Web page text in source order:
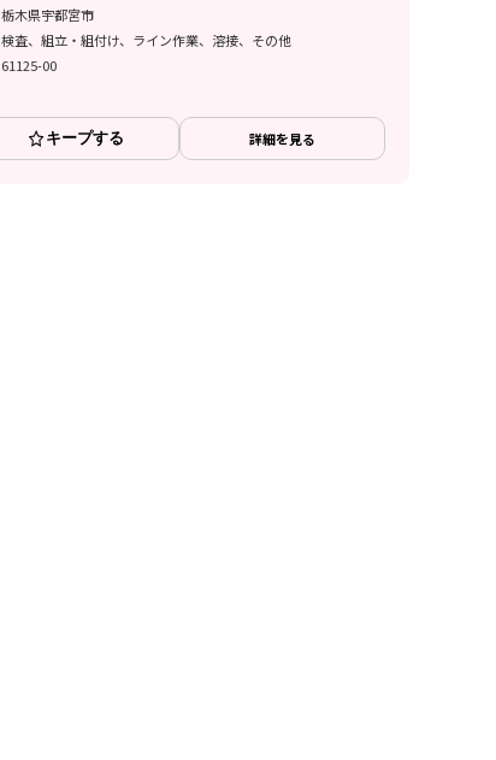
栃木県宇都宮市
検査、組立・組付け、ライン作業、溶接、その他
61125-00
キープする 詳細を見る